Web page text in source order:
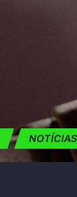
NOTÍCIAS